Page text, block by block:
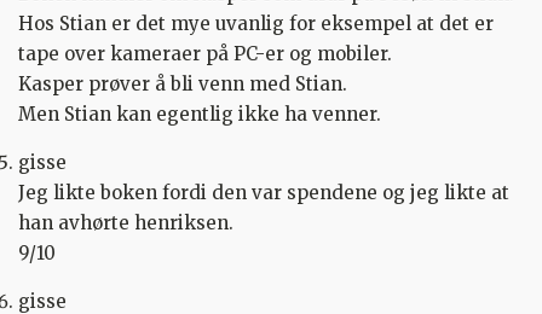
Hos Stian er det mye uvanlig for eksempel at det er
tape over kameraer på PC-er og mobiler.
Kasper prøver å bli venn med Stian.
Men Stian kan egentlig ikke ha venner.
gisse
Jeg likte boken fordi den var spendene og jeg likte at
han avhørte henriksen.
9/10
gisse